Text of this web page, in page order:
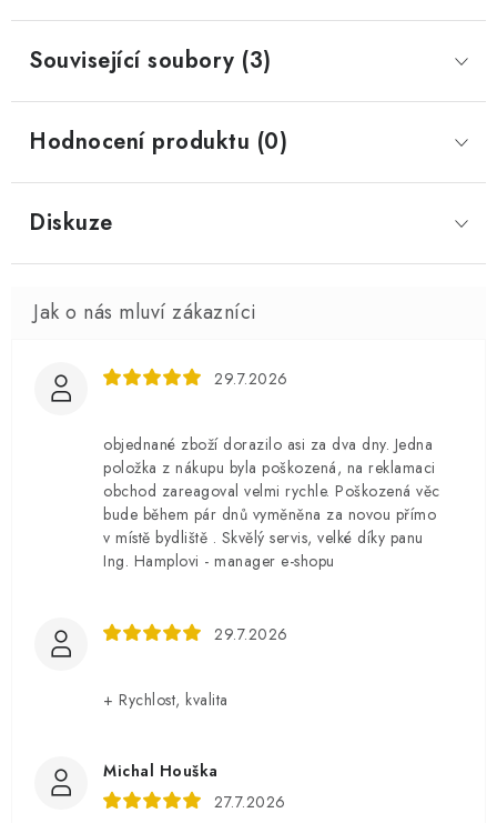
Související soubory (3)
Hodnocení produktu (0)
Diskuze
29.7.2026
objednané zboží dorazilo asi za dva dny. Jedna
položka z nákupu byla poškozená, na reklamaci
obchod zareagoval velmi rychle. Poškozená věc
bude během pár dnů vyměněna za novou přímo
v místě bydliště . Skvělý servis, velké díky panu
Ing. Hamplovi - manager e-shopu
29.7.2026
+ Rychlost, kvalita
Michal Houška
27.7.2026